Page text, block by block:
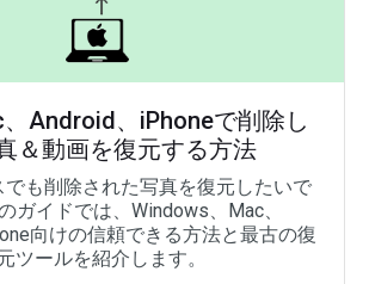
Android、iPhoneで削除し
＆動画を復元する方法
でも削除された写真を復元したいで
ガイドでは、Windows、Mac、
向けの信頼できる方法と最古の復
ツールを紹介します。